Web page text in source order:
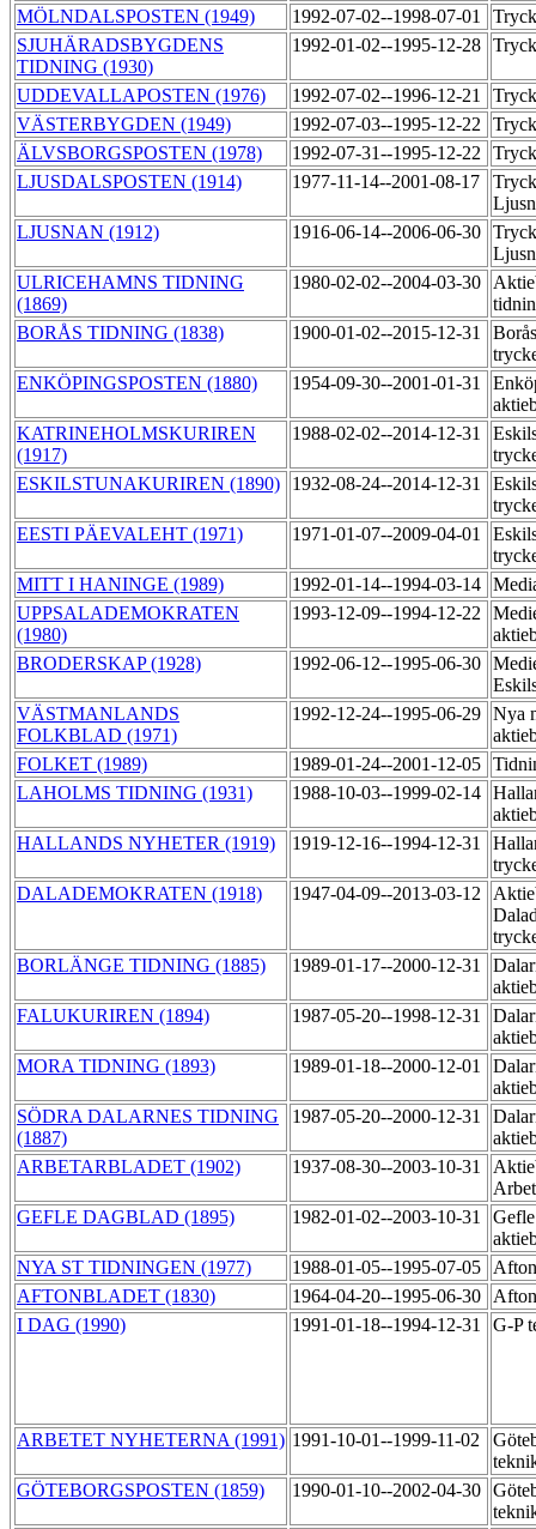
MÖLNDALSPOSTEN (1949)
1992-07-02--1998-07-01
SJUHÄRADSBYGDENS
TIDNING (1930)
1992-01-02--1995-12-28
UDDEVALLAPOSTEN (1976) 1992-07-02--1996-12-21
VÄSTERBYGDEN (1949)
1992-07-03--1995-12-22
ÄLVSBORGSPOSTEN (1978)
1992-07-31--1995-12-22
LJUSDALSPOSTEN (1914)
1977-11-14--2001-08-17
LJUSNAN (1912)
1916-06-14--2006-06-30
ULRICEHAMNS TIDNING
(1869)
1980-02-02--2004-03-30
BORÅS TIDNING (1838)
1900-01-02--2015-12-31
ENKÖPINGSPOSTEN (1880)
1954-09-30--2001-01-31
KATRINEHOLMSKURIREN
(1917)
1988-02-02--2014-12-31
ESKILSTUNAKURIREN (1890)
1932-08-24--2014-12-31
EESTI PÄEVALEHT (1971)
1971-01-07--2009-04-01
MITT I HANINGE (1989)
1992-01-14--1994-03-14
UPPSALADEMOKRATEN
(1980)
1993-12-09--1994-12-22
BRODERSKAP (1928)
1992-06-12--1995-06-30
VÄSTMANLANDS
FOLKBLAD (1971)
1992-12-24--1995-06-29 Nya
FOLKET (1989)
1989-01-24--2001-12-05
LAHOLMS TIDNING (1931)
1988-10-03--1999-02-14
HALLANDS NYHETER (1919)
1919-12-16--1994-12-31
DALADEMOKRATEN (1918)
1947-04-09--2013-03-12
BORLÄNGE TIDNING (1885)
1989-01-17--2000-12-31
FALUKURIREN (1894)
1987-05-20--1998-12-31
MORA TIDNING (1893)
1989-01-18--2000-12-01
SÖDRA DALARNES TIDNING
(1887)
1987-05-20--2000-12-31
ARBETARBLADET (1902)
1937-08-30--2003-10-31
GEFLE DAGBLAD (1895)
1982-01-02--2003-10-31
NYA ST TIDNINGEN (1977)
1988-01-05--1995-07-05
AFTONBLADET (1830)
1964-04-20--1995-06-30
I DAG (1990)
1991-01-18--1994-12-31 G-P
ARBETET NYHETERNA (1991) 1991-10-01--1999-11-02
GÖTEBORGSPOSTEN (1859)
1990-01-10--2002-04-30